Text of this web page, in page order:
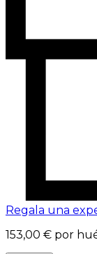
Regala una
153,00 € por